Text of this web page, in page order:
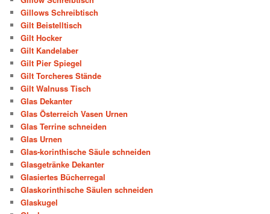
Gillows Schreibtisch
Gilt Beistelltisch
Gilt Hocker
Gilt Kandelaber
Gilt Pier Spiegel
Gilt Torcheres Stände
Gilt Walnuss Tisch
Glas Dekanter
Glas Österreich Vasen Urnen
Glas Terrine schneiden
Glas Urnen
Glas-korinthische Säule schneiden
Glasgetränke Dekanter
Glasiertes Bücherregal
Glaskorinthische Säulen schneiden
Glaskugel